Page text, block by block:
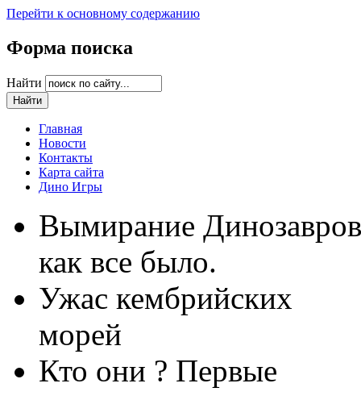
Перейти к основному содержанию
Форма поиска
Найти
Главная
Новости
Контакты
Карта сайта
Дино Игры
Вымирание Динозавров
как все было.
Ужас кембрийских
морей
Кто они ? Первые